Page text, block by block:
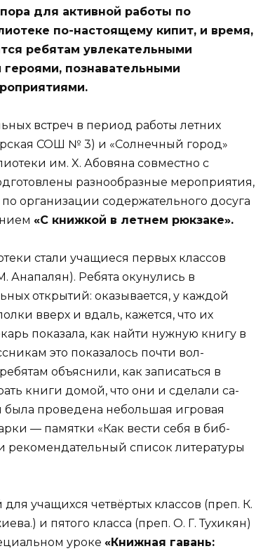
для активной рабо­ты по
по-настоящему кипит, и время,
ребятам увле­кательными
познава­тельными
встреч в период работы лет­них
СОШ № 3) и «Солнечный го­род»
им. X. Абовяна совмес­тно с
разнообразные ме­роприятия,
организации содержа­тельного досуга
«С книжкой в летнем рюкзаке».
стали учащиеся первых клас­сов
Ребята окунулись в
открытий: оказывается, у каждой
вверх и вдаль, кажется, что их
показала, как найти нужную книгу в
это показалось почти вол­
объяснили, как записаться в
книги домой, что они и сделали са­
проведена небольшая игровая
— памятки «Как вести себя в биб­
рекомендательный список литературы
учащихся четвёртых классов (преп. К.
и пятого класса (преп. О. Г. Тухикян)
уроке «Книжная гавань: